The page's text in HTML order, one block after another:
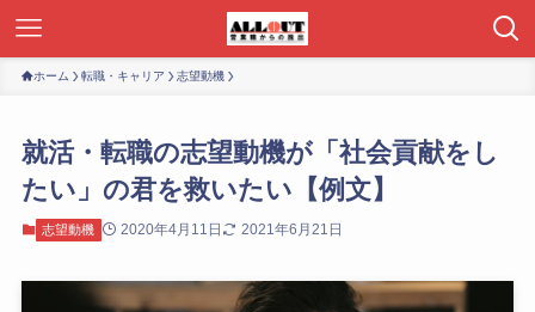
ホーム 転職・キャリア 志望動機
就活・転職の志望動機が「社会貢献をし
たい」の君を救いたい【例文】
志望動機 2020年4月11日 2021年6月21日